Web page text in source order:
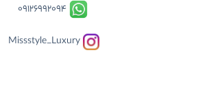
09126992094
Missstyle_Luxury